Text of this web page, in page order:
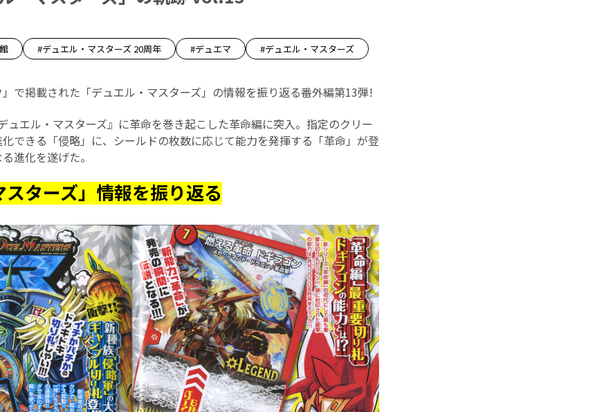
#デュエル・マスターズ 20周年 #デュエマ #デュエル・マスターズ
」で掲載された「デュエル・マスターズ」の情報を振り返る番外編第13弾!
ュエル・マスターズ』に革命を巻き起こした革命編に突入。指定のクリー
できる「侵略」に、シールドの枚数に応じて能力を発揮する「革命」が登
進化を遂げた。
スターズ」情報を振り返る